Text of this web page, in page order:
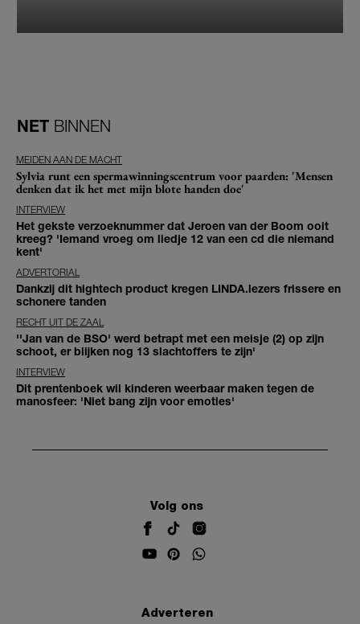
NET BINNEN
MEIDEN AAN DE MACHT
Sylvia runt een spermawinningscentrum voor paarden: 'Mensen
denken dat ik het met mijn blote handen doe'
INTERVIEW
Het gekste verzoeknummer dat Jeroen van der Boom ooit
kreeg? 'Iemand vroeg om liedje 12 van een cd die niemand
kent'
ADVERTORIAL
Dankzij dit hightech product kregen LINDA.lezers frissere en
schonere tanden
RECHT UIT DE ZAAL
''Jan van de BSO' werd betrapt met een meisje (2) op zijn
schoot, er blijken nog 13 slachtoffers te zijn'
INTERVIEW
Dit prentenboek wil kinderen weerbaar maken tegen de
manosfeer: 'Niet bang zijn voor emoties'
Volg ons
Adverteren